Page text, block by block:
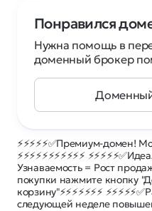
⚡⚡⚡⚡⚡✅Премиум-домен!
⚡⚡⚡⚡⚡⚡⚡⚡⚡⚡⚡
Узнаваемость = Рост продаж!
покупки нажмите кнопку
корзину"⚡⚡⚡⚡⚡⚡⚡
следующей неделе
Понравился
Нужна помощь в
доменный брокер